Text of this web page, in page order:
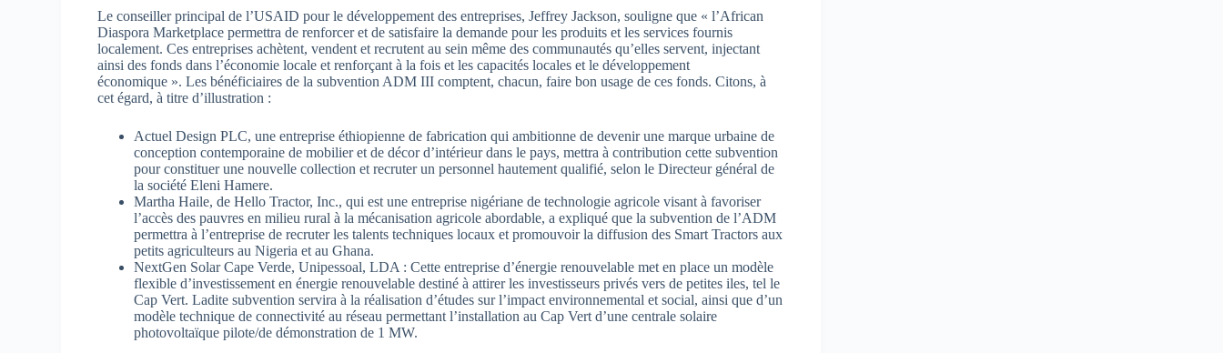
Le conseiller principal de l’USAID pour le développement des entreprises, Jeffrey Jackson, souligne que « l’African
Diaspora Marketplace permettra de renforcer et de satisfaire la demande pour les produits et les services fournis
localement. Ces entreprises achètent, vendent et recrutent au sein même des communautés qu’elles servent, injectant
ainsi des fonds dans l’économie locale et renforçant à la fois et les capacités locales et le développement
économique ». Les bénéficiaires de la subvention ADM III comptent, chacun, faire bon usage de ces fonds. Citons, à
cet égard, à titre d’illustration :
Actuel Design PLC, une entreprise éthiopienne de fabrication qui ambitionne de devenir une marque urbaine de
conception contemporaine de mobilier et de décor d’intérieur dans le pays, mettra à contribution cette subvention
pour constituer une nouvelle collection et recruter un personnel hautement qualifié, selon le Directeur général de
la société Eleni Hamere.
Martha Haile, de Hello Tractor, Inc., qui est une entreprise nigériane de technologie agricole visant à favoriser
l’accès des pauvres en milieu rural à la mécanisation agricole abordable, a expliqué que la subvention de l’ADM
permettra à l’entreprise de recruter les talents techniques locaux et promouvoir la diffusion des Smart Tractors aux
petits agriculteurs au Nigeria et au Ghana.
NextGen Solar Cape Verde, Unipessoal, LDA : Cette entreprise d’énergie renouvelable met en place un modèle
flexible d’investissement en énergie renouvelable destiné à attirer les investisseurs privés vers de petites iles, tel le
Cap Vert. Ladite subvention servira à la réalisation d’études sur l’impact environnemental et social, ainsi que d’un
modèle technique de connectivité au réseau permettant l’installation au Cap Vert d’une centrale solaire
photovoltaïque pilote/de démonstration de 1 MW.